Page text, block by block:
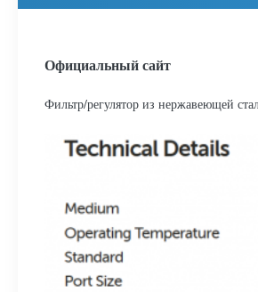
Официальный сайт
Фильтр/регулятор из нержавеющей